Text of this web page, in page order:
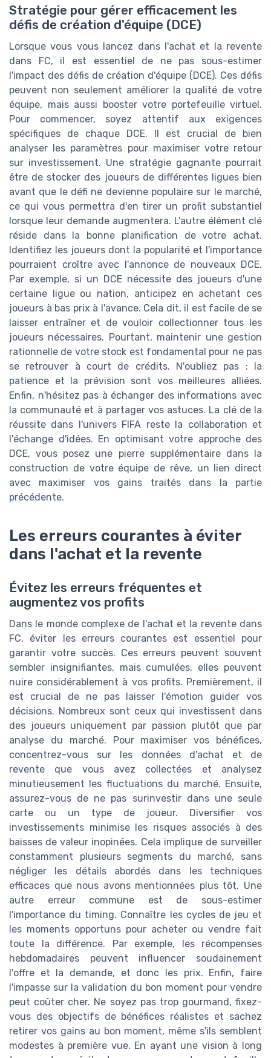
Stratégie pour gérer efficacement les
défis de création d'équipe (DCE)
Lorsque vous vous lancez dans l'achat et la revente
dans FC, il est essentiel de ne pas sous-estimer
l'impact des défis de création d'équipe (DCE). Ces défis
peuvent non seulement améliorer la qualité de votre
équipe, mais aussi booster votre portefeuille virtuel.
Pour commencer, soyez attentif aux exigences
spécifiques de chaque DCE. Il est crucial de bien
analyser les paramètres pour maximiser votre retour
sur investissement. Une stratégie gagnante pourrait
être de stocker des joueurs de différentes ligues bien
avant que le défi ne devienne populaire sur le marché,
ce qui vous permettra d'en tirer un profit substantiel
lorsque leur demande augmentera. L'autre élément clé
réside dans la bonne planification de votre achat.
Identifiez les joueurs dont la popularité et l'importance
pourraient croître avec l'annonce de nouveaux DCE.
Par exemple, si un DCE nécessite des joueurs d'une
certaine ligue ou nation, anticipez en achetant ces
joueurs à bas prix à l'avance. Cela dit, il est facile de se
laisser entraîner et de vouloir collectionner tous les
joueurs nécessaires. Pourtant, maintenir une gestion
rationnelle de votre stock est fondamental pour ne pas
se retrouver à court de crédits. N'oubliez pas : la
patience et la prévision sont vos meilleures alliées.
Enfin, n'hésitez pas à échanger des informations avec
la communauté et à partager vos astuces. La clé de la
réussite dans l'univers FIFA reste la collaboration et
l'échange d'idées. En optimisant votre approche des
DCE, vous posez une pierre supplémentaire dans la
construction de votre équipe de rêve, un lien direct
avec maximiser vos gains traités dans la partie
précédente.
Les erreurs courantes à éviter
dans l'achat et la revente
Évitez les erreurs fréquentes et
augmentez vos profits
Dans le monde complexe de l'achat et la revente dans
FC, éviter les erreurs courantes est essentiel pour
garantir votre succès. Ces erreurs peuvent souvent
sembler insignifiantes, mais cumulées, elles peuvent
nuire considérablement à vos profits. Premièrement, il
est crucial de ne pas laisser l'émotion guider vos
décisions. Nombreux sont ceux qui investissent dans
des joueurs uniquement par passion plutôt que par
analyse du marché. Pour maximiser vos bénéfices,
concentrez-vous sur les données d'achat et de
revente que vous avez collectées et analysez
minutieusement les fluctuations du marché. Ensuite,
assurez-vous de ne pas surinvestir dans une seule
carte ou un type de joueur. Diversifier vos
investissements minimise les risques associés à des
baisses de valeur inopinées. Cela implique de surveiller
constamment plusieurs segments du marché, sans
négliger les détails abordés dans les techniques
efficaces que nous avons mentionnées plus tôt. Une
autre erreur commune est de sous-estimer
l'importance du timing. Connaître les cycles de jeu et
les moments opportuns pour acheter ou vendre fait
toute la différence. Par exemple, les récompenses
hebdomadaires peuvent influencer soudainement
l'offre et la demande, et donc les prix. Enfin, faire
l'impasse sur la validation du bon moment pour vendre
peut coûter cher. Ne soyez pas trop gourmand, fixez-
vous des objectifs de bénéfices réalistes et sachez
retirer vos gains au bon moment, même s'ils semblent
modestes à première vue. En ayant une vision à long